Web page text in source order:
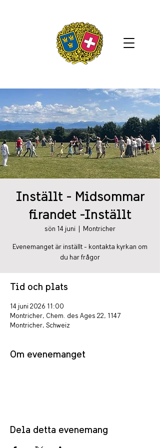
Inställt - Midsommar
firandet -Inställt
sön 14 juni Montricher
Evenemanget är inställt - kontakta kyrkan om
du har frågor
Tid och plats
14 juni 2026 11:00
Montricher, Chem. des Ages 22, 1147
Montricher, Schweiz
Om evenemanget
Dela detta evenemang